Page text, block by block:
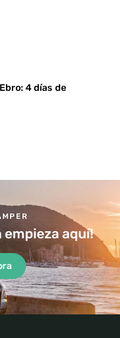
4 días de
empieza aquí!